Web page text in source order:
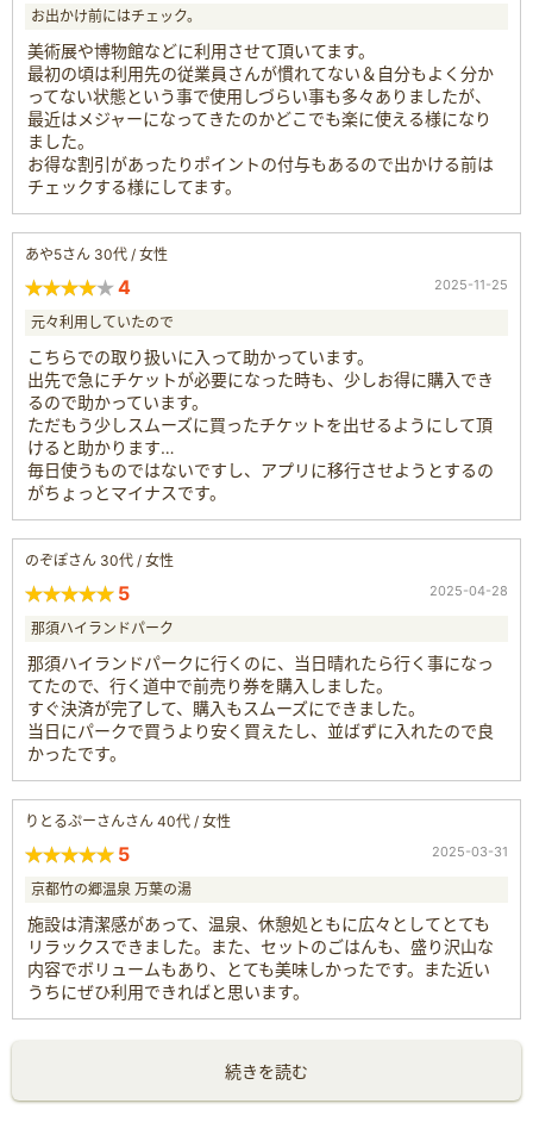
お出かけ前にはチェック。
美術展や博物館などに利用させて頂いてます。
最初の頃は利用先の従業員さんが慣れてない＆自分もよく分か
ってない状態という事で使用しづらい事も多々ありましたが、
最近はメジャーになってきたのかどこでも楽に使える様になり
ました。
お得な割引があったりポイントの付与もあるので出かける前は
チェックする様にしてます。
あや5さん 30代 / 女性
4 2025-11-25
元々利用していたので
こちらでの取り扱いに入って助かっています。
出先で急にチケットが必要になった時も、少しお得に購入でき
るので助かっています。
ただもう少しスムーズに買ったチケットを出せるようにして頂
けると助かります…
毎日使うものではないですし、アプリに移行させようとするの
がちょっとマイナスです。
のぞぽさん 30代 / 女性
5 2025-04-28
那須ハイランドパーク
那須ハイランドパークに行くのに、当日晴れたら行く事になっ
てたので、行く道中で前売り券を購入しました。
すぐ決済が完了して、購入もスムーズにできました。
当日にパークで買うより安く買えたし、並ばずに入れたので良
かったです。
りとるぷーさんさん 40代 / 女性
5 2025-03-31
京都竹の郷温泉 万葉の湯
施設は清潔感があって、温泉、休憩処ともに広々としてとても
リラックスできました。また、セットのごはんも、盛り沢山な
内容でボリュームもあり、とても美味しかったです。また近い
うちにぜひ利用できればと思います。
続きを読む